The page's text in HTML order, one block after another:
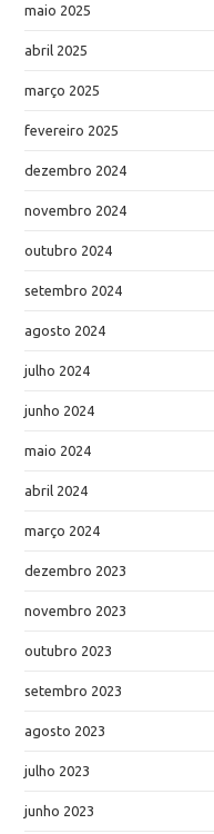
maio 2025
abril 2025
março 2025
fevereiro 2025
dezembro 2024
novembro 2024
outubro 2024
setembro 2024
agosto 2024
julho 2024
junho 2024
maio 2024
abril 2024
março 2024
dezembro 2023
novembro 2023
outubro 2023
setembro 2023
agosto 2023
julho 2023
junho 2023